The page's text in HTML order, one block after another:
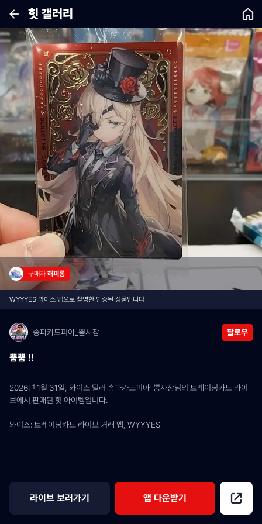
힛 갤러리
구매자 해피롱
WYYYES 와이스 앱으로 촬영한 인증된 상품입니다
송파카드피아_뿜사장 팔로우
뿜뿜 !!
2026년 1월 31일, 와이스 딜러 송파카드피아_뿜사장님의 트레이딩카드 라이
브에서 판매된 힛 아이템입니다.
와이스: 트레이딩카드 라이브 거래 앱, WYYYES
라이브 보러가기 앱 다운받기